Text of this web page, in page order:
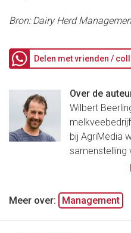
Bron: Dairy Herd
Delen met vrienden /
Over de
Wilbert
bij AgriMedia
samenstelling
Meer over: Management